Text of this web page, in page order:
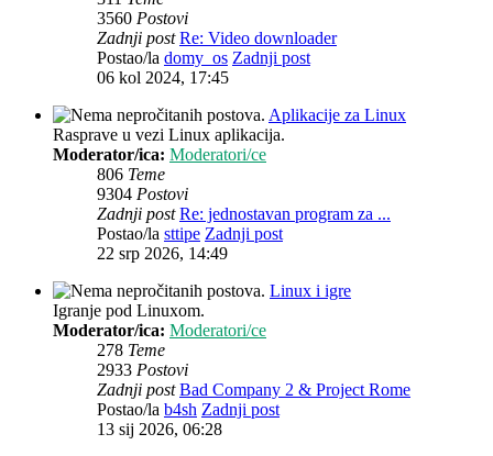
3560 Postovi
Zadnji post Re: Video downloader
Postao/la domy_os Zadnji post
06 kol 2024, 17:45
Aplikacije za Linux
Rasprave u vezi Linux aplikacija.
Moderator/ica: Moderatori/ce
806 Teme
9304 Postovi
Zadnji post Re: jednostavan program za ...
Postao/la sttipe Zadnji post
22 srp 2026, 14:49
Linux i igre
Igranje pod Linuxom.
Moderator/ica: Moderatori/ce
278 Teme
2933 Postovi
Zadnji post Bad Company 2 & Project Rome
Postao/la b4sh Zadnji post
13 sij 2026, 06:28